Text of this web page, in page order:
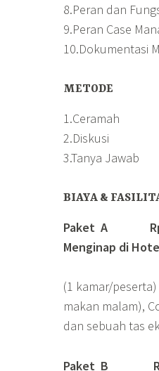
8.Peran dan
9.Peran Case
10.Dokumentasi
METODE
1.Ceramah
2.Diskusi
3.Tanya Jawab
BIAYA &
Paket A Rp
Menginap di
(1 kamar/
makan malam),
dan sebuah tas
Paket B